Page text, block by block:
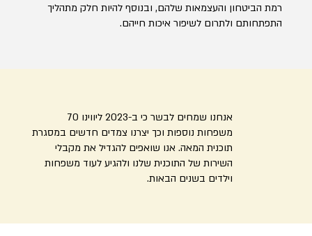
רמת הביטחון והעצמאות שלהם, ובנוסף להיות חלק מתהליך
התפתחותם ולתרום לשיפור איכות חייהם.
אנחנו שמחים לבשר כי ב-2023 ליווינו 70
משפחות נוספות וכך יצרנו צמדים חדשים במסגרת
תוכנית המאה. אנו שואפים להגדיל את מקבלי
השירות של התוכנית שלנו ולהגיע לעוד משפחות
וילדים בשנים הבאות.